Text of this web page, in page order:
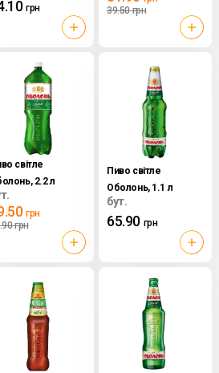
грн
39.50грн
світле
2.2 л
грн
грн
Пиво світле
Оболонь, 1.1 л
бут.
65.90 грн